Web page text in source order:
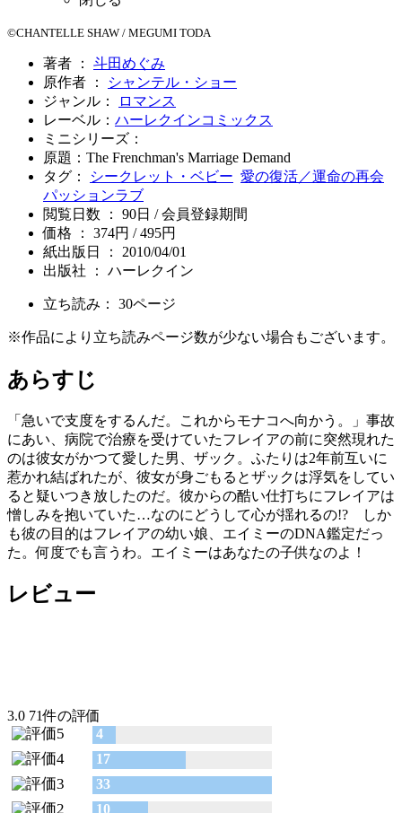
©CHANTELLE SHAW / MEGUMI TODA
著者 ： 斗田めぐみ
原作者 ：
シャンテル・ショー
ジャンル：
ロマンス
レーベル： ハーレクインコミックス
ミニシリーズ：
原題：The Frenchman's Marriage Demand
タグ：
シークレット・ベビー 愛の復活／運命の再会
パッションラブ
閲覧日数 ： 90日 / 会員登録期間
価格 ： 374円 / 495円
紙出版日 ： 2010/04/01
出版社 ： ハーレクイン
立ち読み： 30ページ
※作品により立ち読みページ数が少ない場合もございます。
あらすじ
「急いで支度をするんだ。これからモナコへ向かう。」事故
にあい、病院で治療を受けていたフレイアの前に突然現れた
のは彼女がかつて愛した男、ザック。ふたりは2年前互いに
惹かれ結ばれたが、彼女が身ごもるとザックは浮気をしてい
ると疑いつき放したのだ。彼からの酷い仕打ちにフレイアは
憎しみを抱いていた…なのにどうして心が揺れるの!? しか
も彼の目的はフレイアの幼い娘、エイミーのDNA鑑定だっ
た。何度でも言うわ。エイミーはあなたの子供なのよ！
レビュー
3.0 71件の評価
4
17
33
10